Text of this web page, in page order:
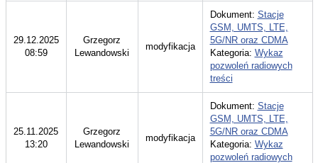
29.12.2025
08:59
Grzegorz
Lewandowski
modyfikacja
Dokument: Stacje
GSM, UMTS, LTE,
5G/NR oraz CDMA
Kategoria: Wykaz
pozwoleń radiowych
treści
25.11.2025
13:20
Grzegorz
Lewandowski
modyfikacja
Dokument: Stacje
GSM, UMTS, LTE,
5G/NR oraz CDMA
Kategoria: Wykaz
pozwoleń radiowych